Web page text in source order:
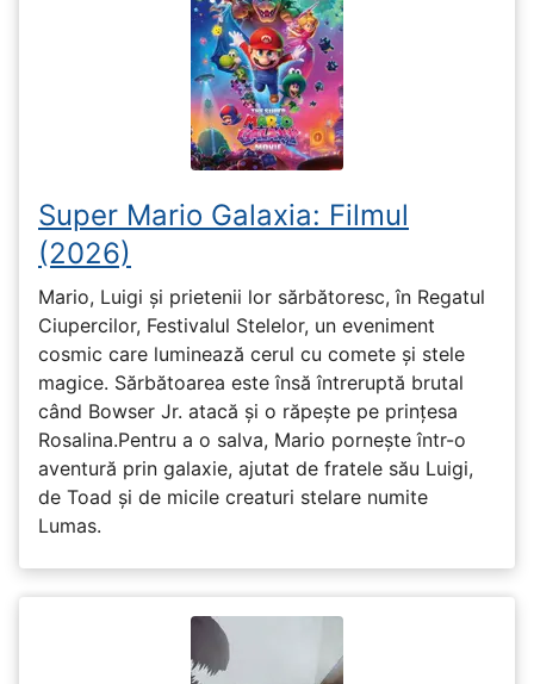
Super Mario Galaxia: Filmul
(2026)
Mario, Luigi și prietenii lor sărbătoresc, în Regatul
Ciupercilor, Festivalul Stelelor, un eveniment
cosmic care luminează cerul cu comete și stele
magice. Sărbătoarea este însă întreruptă brutal
când Bowser Jr. atacă și o răpește pe prinţesa
Rosalina.Pentru a o salva, Mario pornește într-o
aventură prin galaxie, ajutat de fratele său Luigi,
de Toad și de micile creaturi stelare numite
Lumas.